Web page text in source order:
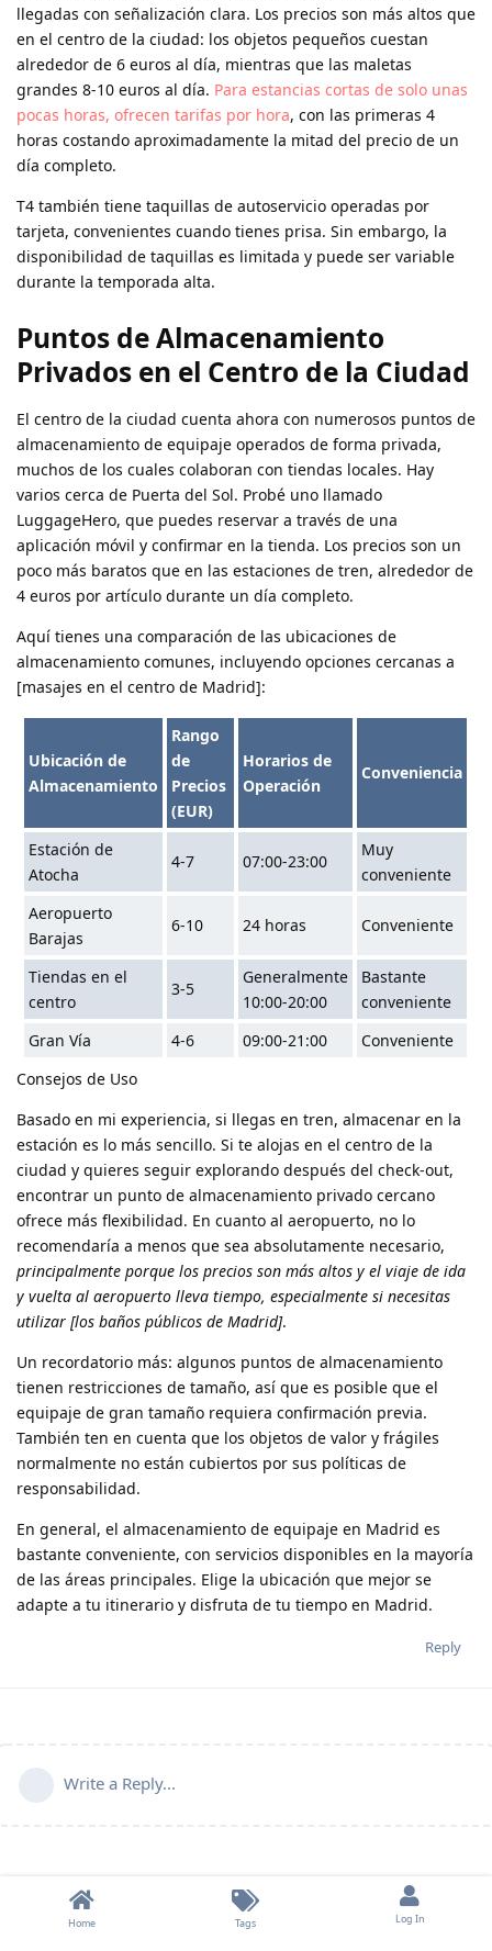
llegadas con señalización clara. Los precios son más altos que
en el centro de la ciudad: los objetos pequeños cuestan
alrededor de 6 euros al día, mientras que las maletas
grandes 8-10 euros al día. Para estancias cortas de solo unas
pocas horas, ofrecen tarifas por hora, con las primeras 4
horas costando aproximadamente la mitad del precio de un
día completo.
T4 también tiene taquillas de autoservicio operadas por
tarjeta, convenientes cuando tienes prisa. Sin embargo, la
disponibilidad de taquillas es limitada y puede ser variable
durante la temporada alta.
Puntos de Almacenamiento
Privados en el Centro de la Ciudad
El centro de la ciudad cuenta ahora con numerosos puntos de
almacenamiento de equipaje operados de forma privada,
muchos de los cuales colaboran con tiendas locales. Hay
varios cerca de Puerta del Sol. Probé uno llamado
LuggageHero, que puedes reservar a través de una
aplicación móvil y confirmar en la tienda. Los precios son un
poco más baratos que en las estaciones de tren, alrededor de
4 euros por artículo durante un día completo.
Aquí tienes una comparación de las ubicaciones de
almacenamiento comunes, incluyendo opciones cercanas a
[masajes en el centro de Madrid]:
Ubicación de
Almacenamiento
Rango
de
Precios
(EUR)
Horarios de
Operación
Conveniencia
Estación de
Atocha
4-7 07:00-23:00
Muy
conveniente
Aeropuerto
Barajas
6-10 24 horas Conveniente
Tiendas en el
centro
3-5
Generalmente
10:00-20:00
Bastante
conveniente
Gran Vía
4-6 09:00-21:00
Conveniente
Consejos de Uso
Basado en mi experiencia, si llegas en tren, almacenar en la
estación es lo más sencillo. Si te alojas en el centro de la
ciudad y quieres seguir explorando después del check-out,
encontrar un punto de almacenamiento privado cercano
ofrece más flexibilidad. En cuanto al aeropuerto, no lo
recomendaría a menos que sea absolutamente necesario,
principalmente porque los precios son más altos y el viaje de ida
y vuelta al aeropuerto lleva tiempo, especialmente si necesitas
utilizar [los baños públicos de Madrid].
Un recordatorio más: algunos puntos de almacenamiento
tienen restricciones de tamaño, así que es posible que el
equipaje de gran tamaño requiera confirmación previa.
También ten en cuenta que los objetos de valor y frágiles
normalmente no están cubiertos por sus políticas de
responsabilidad.
En general, el almacenamiento de equipaje en Madrid es
bastante conveniente, con servicios disponibles en la mayoría
de las áreas principales. Elige la ubicación que mejor se
adapte a tu itinerario y disfruta de tu tiempo en Madrid.
Reply
Write a Reply...
Home Tags Log In